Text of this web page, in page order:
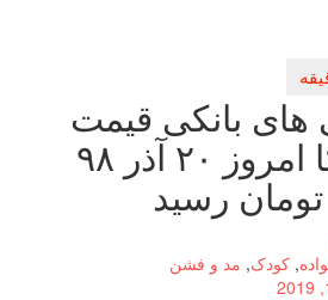
بانكی قیمت
دلار آمریكا امروز ۲۰ آذر ۹۸
,مد و فشن